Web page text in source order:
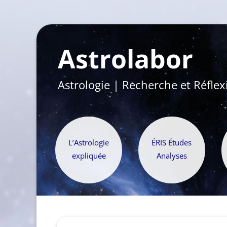
Astrolabor
Astrologie | Recherche et
L’Astrologie
expliquée
ÉRIS Études
Analyses